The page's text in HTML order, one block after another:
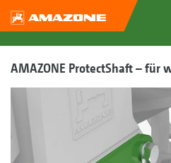
AMAZONE ProtectShaft – für